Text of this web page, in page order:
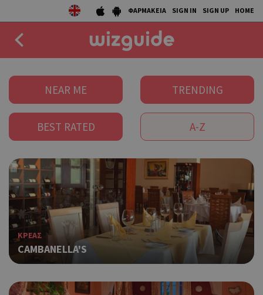
ΦΑΡΜΑΚΕΙΑ SIGN IN SIGN UP HOME
DRINK
50 BEST
COLLECTIONS
STORIES
NEWS
NEAR ME TRENDING
BEST RATED A-Z
ΚΡΕΑΣ
CAMBANELLA'S